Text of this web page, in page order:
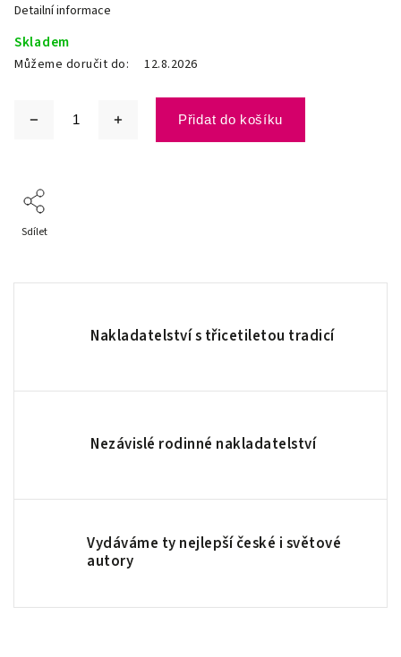
Skladem
Můžeme doručit do: 12.8.2026
Přidat do košíku
Detailní informace
Sdílet
Nakladatelství s třicetiletou tradicí
Nezávislé rodinné nakladatelství
Vydáváme ty nejlepší české i světové
autory